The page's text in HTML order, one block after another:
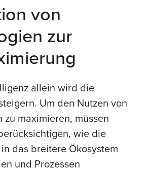
von
zur
allein wird die
Um den Nutzen von
zu maximieren, müssen
wie die
das breitere Ökosystem
und Prozessen